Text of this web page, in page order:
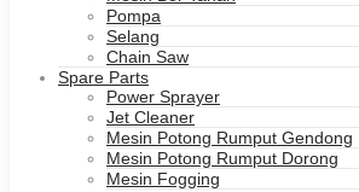
Pompa
Selang
Chain Saw
Spare Parts
Power Sprayer
Jet Cleaner
Mesin Potong Rumput Gendong
Mesin Potong Rumput Dorong
Mesin Fogging